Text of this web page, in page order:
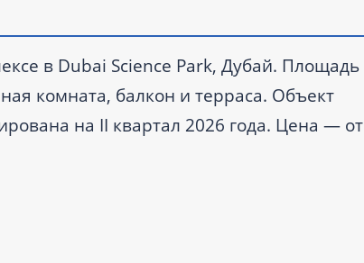
в Dubai Science Park, Дубай. Площадь
комната, балкон и терраса. Объект
на II квартал 2026 года. Цена — от